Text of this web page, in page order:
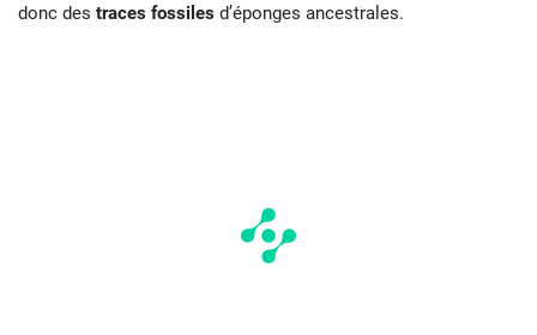
donc des traces fossiles d’éponges ancestrales.